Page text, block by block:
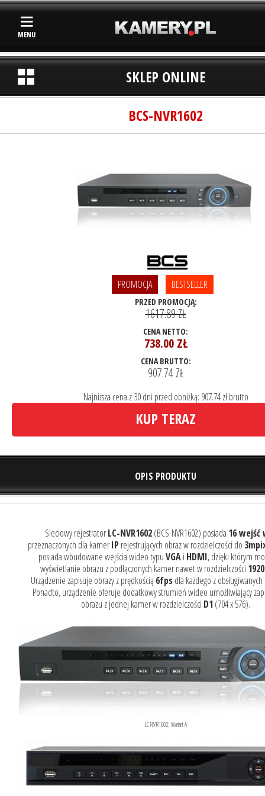
MENU
SKLEP ONLINE
BCS-NVR1602
PROMOCJA BESTSELLER
PRZED PROMOCJĄ:
1617.89 ZŁ
CENA NETTO:
738.00ZŁ
CENA BRUTTO:
907.74 ZŁ
Najniższa cena z 30 dni przed obniżką: 907.74 zł brutto
KUP TERAZ
OPIS PRODUKTU
Sieciowy rejestratorLC-NVR1602(BCS-NVR1602) posiada 16 wejść
przeznaczonych dla kamerIP rejestrujących obraz w rozdzielczości do
posiada wbudowane wejścia wideo typuVGAi HDMI, dzięki którym
wyświetlanie obrazu z podłączonych kamer nawet w rozdzielczości
Urządzenie zapisuje obrazy z prędkością 6fps dla każdego z
Ponadto, urządzenie oferuje dodatkowy strumień wideo umożliwiający
obrazu z jednej kamer w rozdzielczości D1(704 x 576).
LC NVR1602: Wariant A